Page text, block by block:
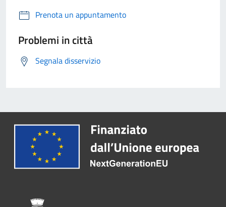
Prenota un appuntamento
Problemi in città
Segnala disservizio